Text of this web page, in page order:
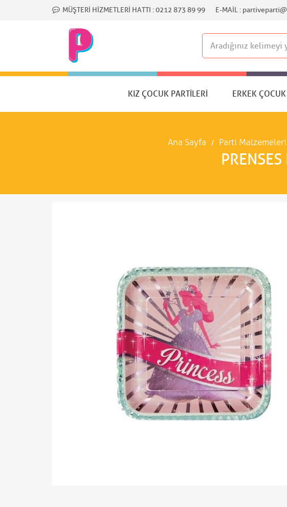
MÜŞTERI HIZMETLERI HATTI :0212 873 89 99 E-MAIL :
KIZ ÇOCUK PARTILERI ERKEK
Ana Sayfa Parti Malzemeleri